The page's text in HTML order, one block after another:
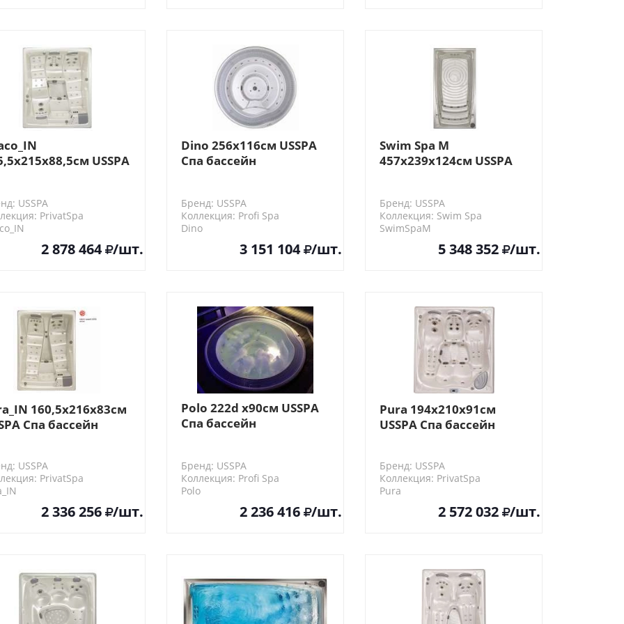
USSPA
USSPA
PrivatSpa
2 878 464 /шт.
Dino 256х116см USSPA
Спа бассейн
Бренд: USSPA
Коллекция: Profi Spa
Dino
3 151 104 /шт.
Swim Spa M
457x239x124см USSPA
Бренд: USSPA
Коллекция: Swim Spa
SwimSpaM
5 348 352 /шт.
160,5x216x83см
Спа бассейн
USSPA
PrivatSpa
2 336 256 /шт.
Polo 222d x90см USSPA
Спа бассейн
Бренд: USSPA
Коллекция: Profi Spa
Polo
2 236 416 /шт.
Pura 194x210x91см
USSPA Спа бассейн
Бренд: USSPA
Коллекция: PrivatSpa
Pura
2 572 032 /шт.